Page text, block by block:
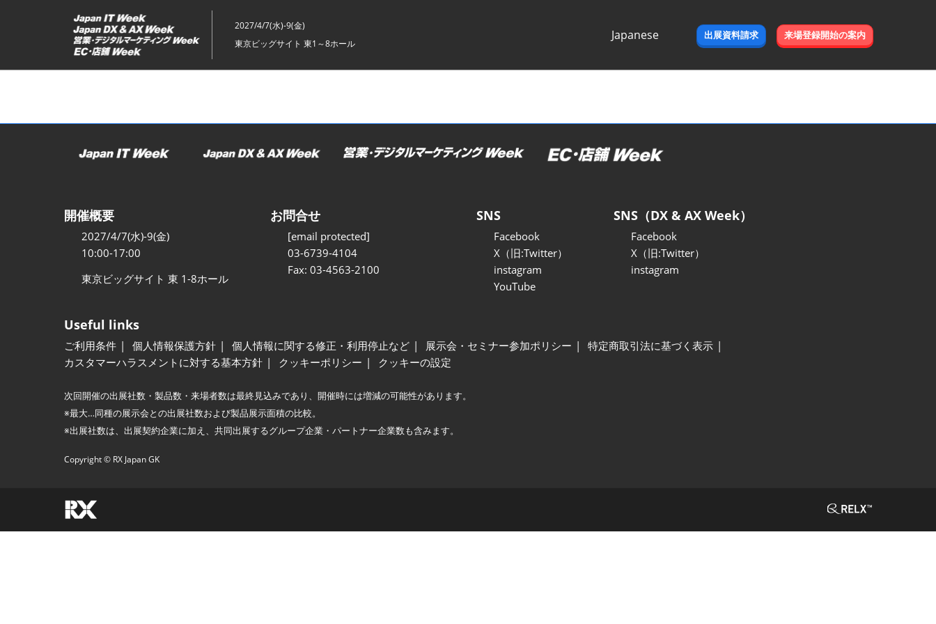
ッ
2027/4/7(水)-9(金)
東京ビッグサイト 東1～8ホール
Japanese
出展資料請求 来場登録開始の案内
開催概要
2027/4/7(水)-9(金)
10:00-17:00
東京ビッグサイト 東 1-8ホール
お問合せ
[email protected]
03-6739-4104
Fax: 03-4563-2100
SNS
Facebook
X（旧:Twitter）
instagram
YouTube
SNS（DX & AX Week）
Facebook
X（旧:Twitter）
instagram
Useful links
ご利用条件 個人情報保護方針 個人情報に関する修正・利用停止など 展示会・セミナー参加ポリシー
特定商取引法に基づく表示
カスタマーハラスメントに対する基本方針
クッキーポリシー クッキーの設定
次回開催の出展社数・製品数・来場者数は最終見込みであり、開催時には増減の可能性があります。
※最大…同種の展示会との出展社数および製品展示面積の比較。
※出展社数は、出展契約企業に加え、共同出展するグループ企業・パートナー企業数も含みます。
Copyright © RX Japan GK